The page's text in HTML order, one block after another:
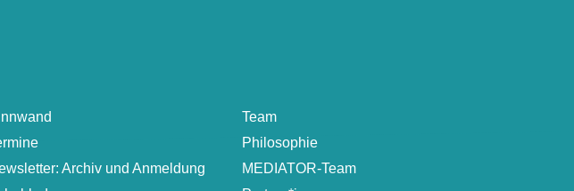
Archiv und Anmeldung
Team
Philosophie
MEDIATOR-Team